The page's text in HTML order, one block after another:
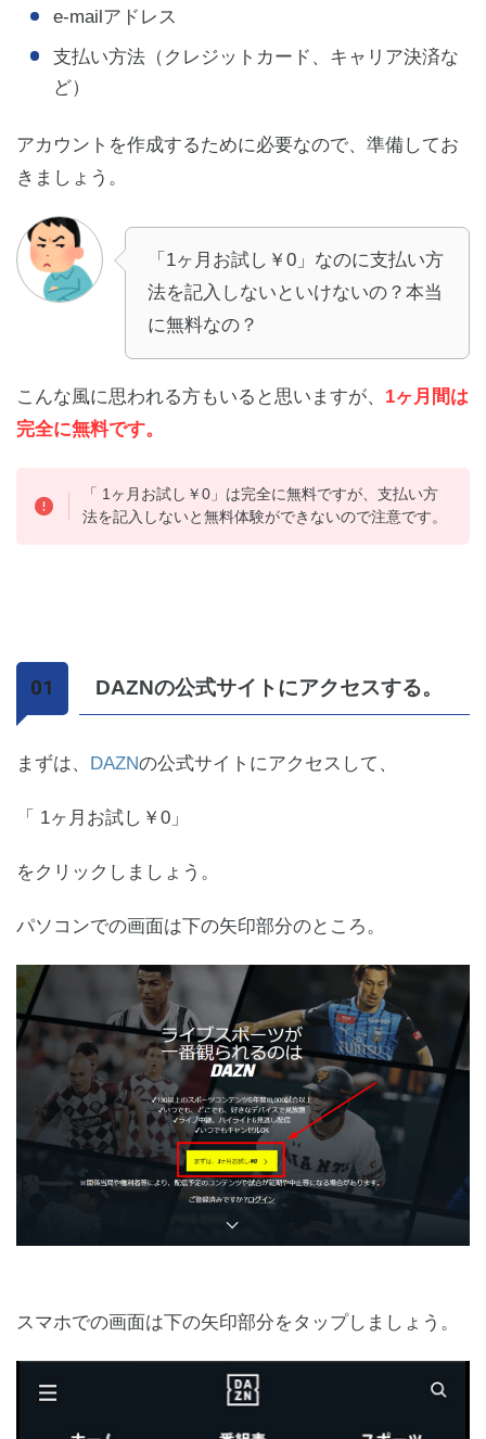
e-mailアドレス
支払い方法（クレジットカード、キャリア決済な
ど）
アカウントを作成するために必要なので、準備してお
きましょう。
「1ヶ月お試し￥0」なのに支払い方
法を記入しないといけないの？本当
に無料なの？
こんな風に思われる方もいると思いますが、 1ヶ月間は
完全に無料です。
「 1ヶ月お試し￥0」は完全に無料ですが、支払い方
法を記入しないと無料体験ができないので注意です。
DAZNの公式サイトにアクセスする。
まずは、 DAZNの公式サイトにアクセスして、
「 1ヶ月お試し￥0」
をクリックしましょう。
パソコンでの画面は下の矢印部分のところ。
スマホでの画面は下の矢印部分をタップしましょう。